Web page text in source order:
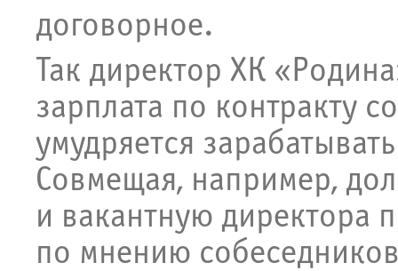
договорное.
Так директор ХК
зарплата по контракту
умудряется
Совмещая, например,
и вакантную директора
по мнению